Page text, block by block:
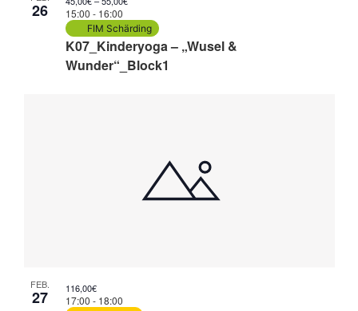
26
K07_Kinderyoga – „Wusel &
Wunder“_Block1
15:00 - 16:00
FIM Schärding
FEB.
27 17:00 - 18:00
116,00€